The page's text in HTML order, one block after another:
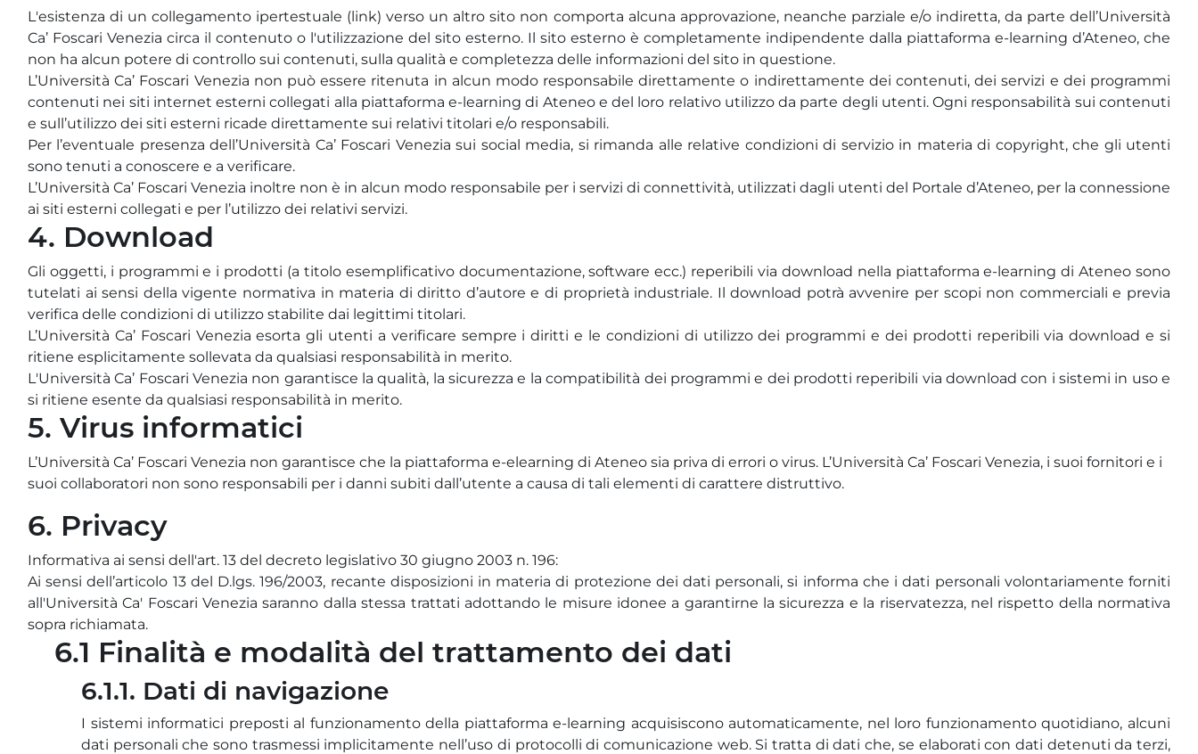
L'esistenza di un collegamento ipertestuale (link) verso un altro sito non comporta alcuna approvazione, neanche parziale e/o indiretta, da parte dell’Università
Ca’ Foscari Venezia circa il contenuto o l'utilizzazione del sito esterno. Il sito esterno è completamente indipendente dalla piattaforma e-learning d’Ateneo, che
non ha alcun potere di controllo sui contenuti, sulla qualità e completezza delle informazioni del sito in questione.
L’Università Ca’ Foscari Venezia non può essere ritenuta in alcun modo responsabile direttamente o indirettamente dei contenuti, dei servizi e dei programmi
contenuti nei siti internet esterni collegati alla piattaforma e-learning di Ateneo e del loro relativo utilizzo da parte degli utenti. Ogni responsabilità sui contenuti
e sull’utilizzo dei siti esterni ricade direttamente sui relativi titolari e/o responsabili.
Per l’eventuale presenza dell’Università Ca’ Foscari Venezia sui social media, si rimanda alle relative condizioni di servizio in materia di copyright, che gli utenti
sono tenuti a conoscere e a verificare.
L’Università Ca’ Foscari Venezia inoltre non è in alcun modo responsabile per i servizi di connettività, utilizzati dagli utenti del Portale d’Ateneo, per la connessione
ai siti esterni collegati e per l’utilizzo dei relativi servizi.
4. Download
Gli oggetti, i programmi e i prodotti (a titolo esemplificativo documentazione, software ecc.) reperibili via download nella piattaforma e-learning di Ateneo sono
tutelati ai sensi della vigente normativa in materia di diritto d’autore e di proprietà industriale. Il download potrà avvenire per scopi non commerciali e previa
verifica delle condizioni di utilizzo stabilite dai legittimi titolari.
L’Università Ca’ Foscari Venezia esorta gli utenti a verificare sempre i diritti e le condizioni di utilizzo dei programmi e dei prodotti reperibili via download e si
ritiene esplicitamente sollevata da qualsiasi responsabilità in merito.
L'Università Ca’ Foscari Venezia non garantisce la qualità, la sicurezza e la compatibilità dei programmi e dei prodotti reperibili via download con i sistemi in uso e
si ritiene esente da qualsiasi responsabilità in merito.
5. Virus informatici
L’Università Ca’ Foscari Venezia non garantisce che la piattaforma e-elearning di Ateneo sia priva di errori o virus. L’Università Ca’ Foscari Venezia, i suoi fornitori e i
suoi collaboratori non sono responsabili per i danni subiti dall’utente a causa di tali elementi di carattere distruttivo.
6. Privacy
Informativa ai sensi dell'art. 13 del decreto legislativo 30 giugno 2003 n. 196:
Ai sensi dell’articolo 13 del D.lgs. 196/2003, recante disposizioni in materia di protezione dei dati personali, si informa che i dati personali volontariamente forniti
all'Università Ca' Foscari Venezia saranno dalla stessa trattati adottando le misure idonee a garantirne la sicurezza e la riservatezza, nel rispetto della normativa
sopra richiamata.
6.1 Finalità e modalità del trattamento dei dati
6.1.1. Dati di navigazione
I sistemi informatici preposti al funzionamento della piattaforma e-learning acquisiscono automaticamente, nel loro funzionamento quotidiano, alcuni
dati personali che sono trasmessi implicitamente nell’uso di protocolli di comunicazione web. Si tratta di dati che, se elaborati con dati detenuti da terzi,